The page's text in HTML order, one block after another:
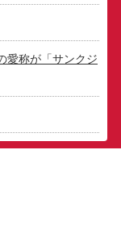
愛称が「サンクジ